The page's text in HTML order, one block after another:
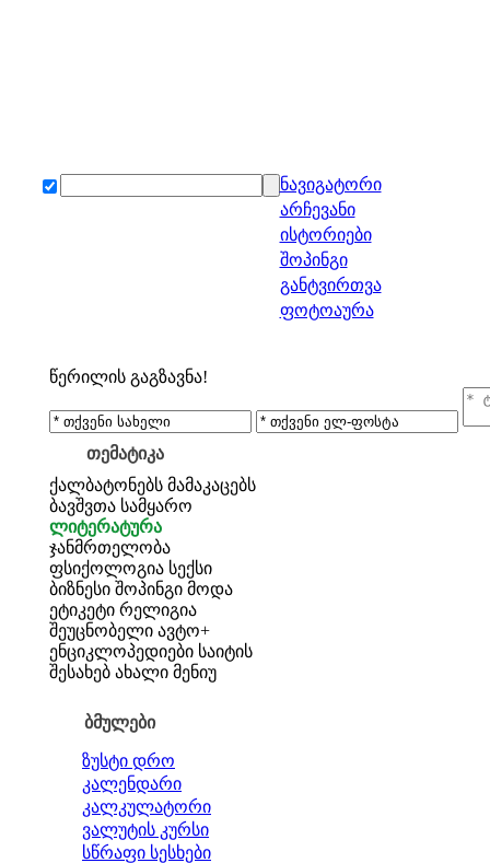
ნავიგატორი
არჩევანი
ისტორიები
შოპინგი
განტვირთვა
ფოტოაურა
წერილის გაგზავნა!
თემატიკა
ქალბატონებს მამაკაცებს
ბავშვთა სამყარო
ლიტერატურა
ჯანმრთელობა
ფსიქოლოგია სექსი
ბიზნესი შოპინგი მოდა
ეტიკეტი რელიგია
შეუცნობელი ავტო+
ენციკლოპედიები საიტის
შესახებ ახალი მენიუ
ბმულები
ზუსტი დრო
კალენდარი
კალკულატორი
ვალუტის კურსი
სწრაფი სესხები